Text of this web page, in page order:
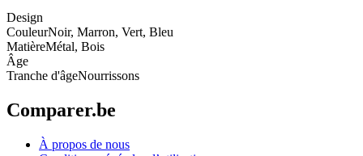
Design
CouleurNoir, Marron, Vert, Bleu
MatièreMétal, Bois
Âge
Tranche d'âgeNourrissons
Comparer.be
À propos de nous